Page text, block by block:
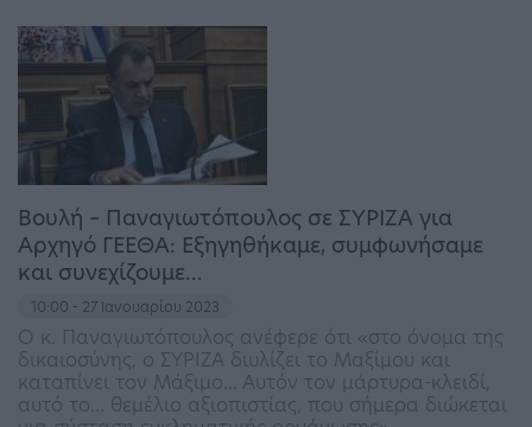
Βουλή – Παναγιωτόπουλος σε ΣΥΡΙΖΑ για
Αρχηγό ΓΕΕΘΑ: Εξηγηθήκαμε, συμφωνήσαμε
και συνεχίζουμε…
10:00 - 27 Ιανουαρίου 2023
Ο κ. Παναγιωτόπουλος ανέφερε ότι «στο όνομα της
δικαιοσύνης, ο ΣΥΡΙΖΑ διυλίζει το Μαξίμου και
καταπίνει τον Μάξιμο… Αυτόν τον μάρτυρα-κλειδί,
αυτό το… θεμέλιο αξιοπιστίας, που σήμερα διώκεται